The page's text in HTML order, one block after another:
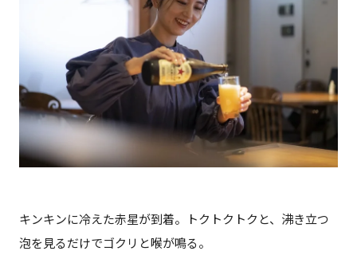
キンキンに冷えた赤星が到着。トクトクトクと、沸き立つ
泡を見るだけでゴクリと喉が鳴る。